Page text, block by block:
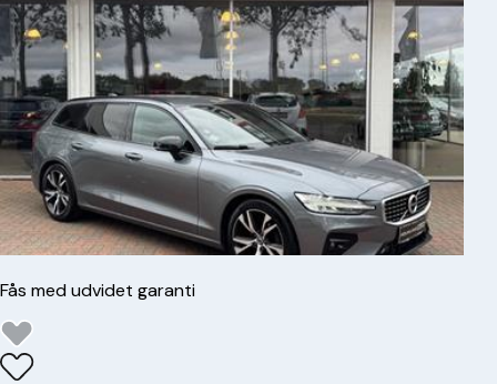
Fås med udvidet garanti